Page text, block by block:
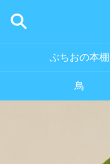
ぶちおの本棚
鳥